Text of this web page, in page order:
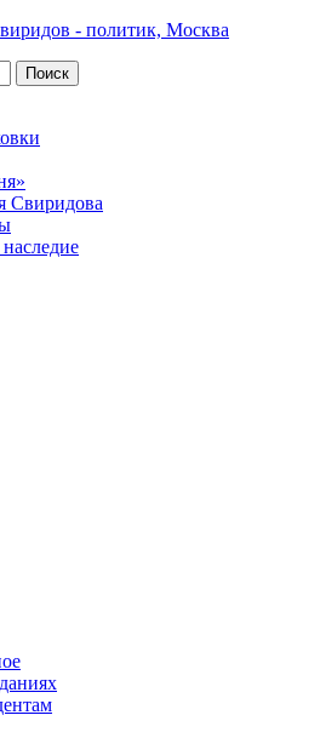
- политик, Москва
Свиридова